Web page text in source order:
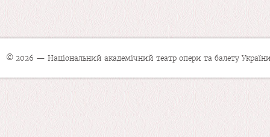
© 2026 — Національний академічний театр опери та балету